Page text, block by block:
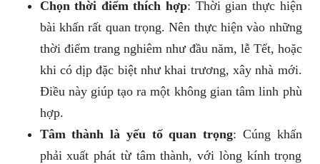
Chọn thời điểm thích hợp: Thời gian thực hiện
bài khấn rất quan trọng. Nên thực hiện vào những
thời điểm trang nghiêm như đầu năm, lễ Tết, hoặc
khi có dịp đặc biệt như khai trương, xây nhà mới.
Điều này giúp tạo ra một không gian tâm linh phù
hợp.
Tâm thành là yếu tố quan trọng: Cúng khấn
phải xuất phát từ tâm thành, với lòng kính trọng